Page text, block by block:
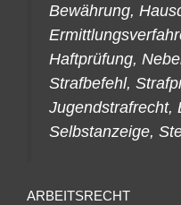
Bewährung,
Haftprüfung,
Strafbefehl,
Jugendstrafrecht,
Selbstanzeige,
ARBEITSRECHT